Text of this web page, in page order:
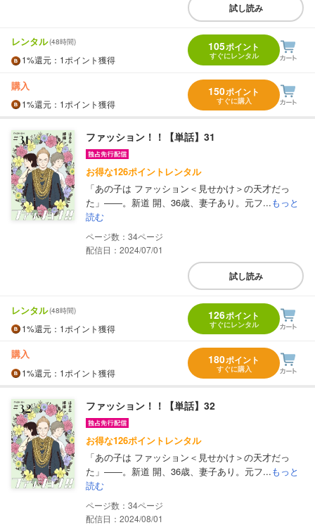
試し読み
レンタル(48時間)
1%還元 ：1ポイント獲得
105ポイント
すぐにレンタル
購入
1%還元 ：1ポイント獲得
150ポイント
すぐに購入
ファッション！！【単話】31
お得な126ポイントレンタル
「あの子は ファッション＜見せかけ＞の天才だっ
た」――。新道 開、36歳、妻子あり。元フ...もっと
読む
34
配信日：2024/07/01
試し読み
レンタル(48時間)
1%還元 ：1ポイント獲得
126ポイント
すぐにレンタル
購入
1%還元 ：1ポイント獲得
180ポイント
すぐに購入
ファッション！！【単話】32
お得な126ポイントレンタル
「あの子は ファッション＜見せかけ＞の天才だっ
た」――。新道 開、36歳、妻子あり。元フ...もっと
読む
34
配信日：2024/08/01